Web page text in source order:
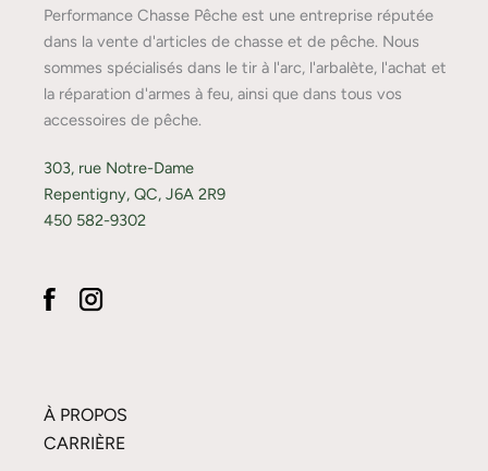
Performance Chasse Pêche est une entreprise réputée
dans la vente d'articles de chasse et de pêche. Nous
sommes spécialisés dans le tir à l'arc, l'arbalète, l'achat et
la réparation d'armes à feu, ainsi que dans tous vos
accessoires de pêche.
303, rue Notre-Dame
Repentigny, QC, J6A 2R9
450 582-9302
À PROPOS
CARRIÈRE